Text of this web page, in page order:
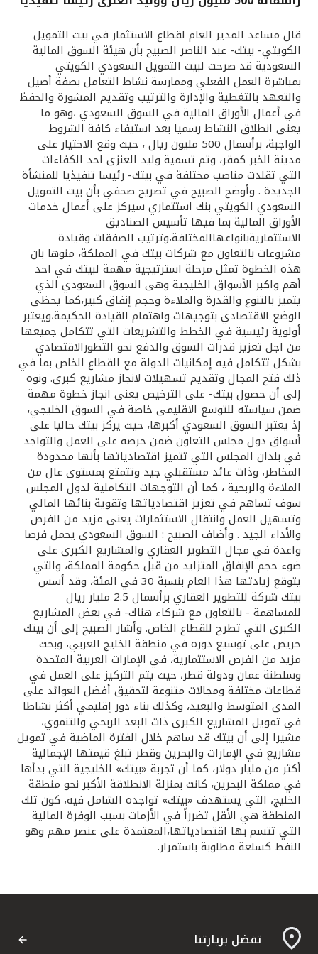
أدوات وخدمات
خدمات ما بعد البيع
اتصل بنا
مواقع الفروع وأجهزة الصرف الآلي
ألمانيا
ماليزيا
تركيا
مصر
المملكة المتحدة
مملكة البحرين
قال مساعد المدير العام لقطاع الاستثمار في بيت التمويل
الكويتي- بيتك- عبد الناصر الصبيح بأن هيئة السوق المالية
السعودية قد صرحت لبيت التمويل السعودي الكويتي
بمباشرة العمل الفعلي وممارسة نشاط التعامل بصفة أصيل
والتعهد بالتغطية والإدارة والترتيب وتقديم المشورة والحفظ
في أعمال الأوراق المالية في السوق السعودي ،وهو ما
يعنى انطلاق النشاط رسميا بعد استيفاء كافة الشروط
الواجبة، برأسمال 500 مليون ريال ، حيث وقع الاختيار على
مدينة الخبر كمقر، وتم تسمية وليد العنزى احد الكفاءات
التي تقلدت مناصب مختلفة في بيتك- رئيسا تنفيذيا للمنشأة
الجديدة . وأوضح الصبيح في تصريح صحفي بأن بيت التمويل
السعودي الكويتي بنك استثماري سيركز على أعمال خدمات
الأوراق المالية بما فيها تأسيس الصناديق
الاستثماريةبانواعهاالمختلفة،وترتيب الصفقات وقيادة
مشروعات بالتعاون مع شركات بيتك في المملكة، منوها بان
هذه الخطوة تمثل مرحلة استرتيجية مهمة لبيتك في احد
أهم واكبر الأسواق الخليجية وهى السوق السعودي الذي
يتميز بالتنوع والقدرة والملاءة وحجم إنفاق كبير،كما يحظى
الوضع الاقتصادي بتوجيهات واهتمام القيادة الحكيمة،ويعتبر
أولوية رئيسية في الخطط والتشريعات التي تتكامل جميعها
من اجل تعزيز قدرات السوق والدفع نحو التطورالاقتصادي
بشكل تتكامل فيه إمكانيات الدولة مع القطاع الخاص بما في
ذلك فتح المجال وتقديم تسهيلات لانجاز مشاريع كبرى. ونوه
إلى أن حصول بيتك- على الترخيص يعنى انجاز خطوة مهمة
ضمن سياسته للتوسع الاقليمى خاصة في السوق الخليجي،
إذ يعتبر السوق السعودي أكبرها، حيث يركز بيتك حاليا على
أسواق دول مجلس التعاون ضمن حرصه على العمل والتواجد
في بلدان المجلس التي تتميز اقتصادياتها بأنها محدودة
المخاطر، وذات عائد مستقبلي جيد وتتمتع بمستوى عال من
الملاءة والربحية ، كما أن التوجهات التكاملية لدول المجلس
سوف تساهم في تعزيز اقتصادياتها وتقوية بنائها المالي
وتسهيل العمل وانتقال الاستثمارات يعنى مزيد من الفرص
والأداء الجيد . وأضاف الصبيح : السوق السعودي يحمل فرصا
واعدة في مجال التطوير العقاري والمشاريع الكبرى على
ضوء حجم الإنفاق المتزايد من قبل حكومة المملكة، والتي
يتوقع زيادتها هذا العام بنسبة 30 في المئة، وقد أسس
بيتك شركة للتطوير العقاري برأسمال 2.5 مليار ريال
للمساهمة - بالتعاون مع شركاء هناك- في بعض المشاريع
الكبرى التي تطرح للقطاع الخاص. وأشار الصبيح إلى أن بيتك
حريص على توسيع دوره في منطقة الخليج العربي، وبحث
مزيد من الفرص الاستثمارية، في الإمارات العربية المتحدة
وسلطنة عمان ودولة قطر، حيث يتم التركيز على العمل في
قطاعات مختلفة ومجالات متنوعة لتحقيق أفضل العوائد على
المدى المتوسط والبعيد، وكذلك بناء دور إقليمي أكثر نشاطا
في تمويل المشاريع الكبرى ذات البعد الربحي والتنموي،
مشيرا إلى أن بيتك قد ساهم خلال الفترة الماضية في تمويل
مشاريع في الإمارات والبحرين وقطر تبلغ قيمتها الإجمالية
أكثر من مليار دولار، كما أن تجربة «بيتك» الخليجية التي بدأها
في مملكة البحرين، كانت بمنزلة الانطلاقة الأكبر نحو منطقة
الخليج، التي يستهدف «بيتك» تواجده الشامل فيه، كون تلك
المنطقة هي الأقل تضرراً في الأزمات بسبب الوفرة المالية
التي تتسم بها اقتصادياتها،المعتمدة على عنصر مهم وهو
النفط كسلعة مطلوبة باستمرار.
تفضل بزيارتنا